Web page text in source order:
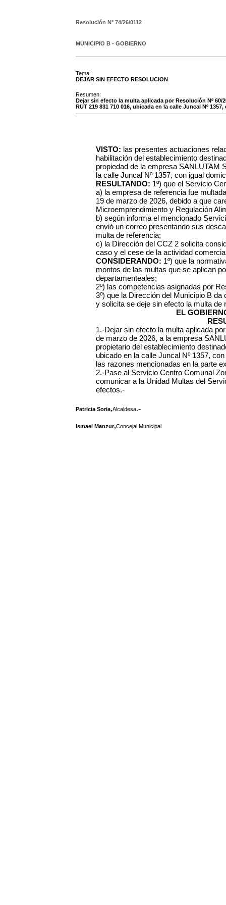
Resolución N° 74/26/0112
MUNICIPIO B - GOBIERNO
Tema:
DEJAR SIN EFECTO RESOLUCION
Resumen:
Dejar sin efecto la multa aplicada por Resolución Nº 60/
RUT 219 831 710 016, ubicada en la calle Juncal Nº
VISTO: las presentes actuaciones
habilitación del establecimiento
propiedad de la empresa SANLUTAM
la calle Juncal Nº 1357, con igual
RESULTANDO: 1º) que el Servicio
a) la empresa de referencia fue
19 de marzo de 2026, debido a que
Microemprendimiento y Regulación
b) según informa el mencionado
envió un correo presentando sus
multa de referencia;
c) la Dirección del CCZ 2 solicita
caso y el cese de la actividad
CONSIDERANDO: 1º) que la
montos de las multas que se aplican
departamenteales;
2º) las competencias asignadas por
3º) que la Dirección del Municipio B
y solicita se deje sin efecto la multa de
EL
1.-Dejar sin efecto la multa aplicada
de marzo de 2026, a la empresa
propietario del establecimiento
ubicado en la calle Juncal Nº 1357,
las razones mencionadas en la parte
2.-Pase al Servicio Centro Comunal
comunicar a la Unidad Multas del
efectos.-
Patricia Soria,Alcaldesa.-
Ismael Manzur,Concejal Municipal